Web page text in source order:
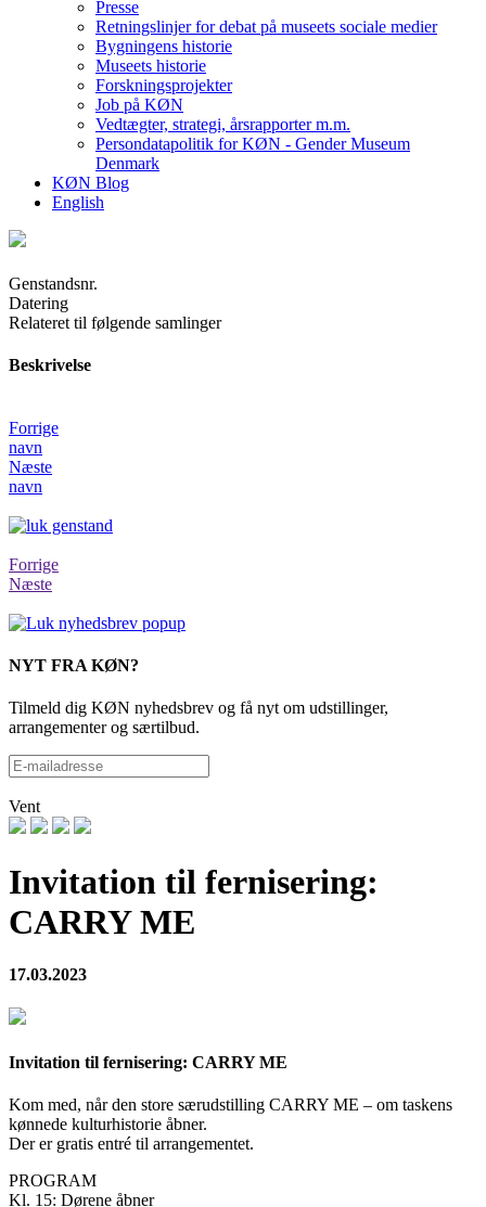
Presse
Retningslinjer for debat på museets sociale medier
Bygningens historie
Museets historie
Forskningsprojekter
Job på KØN
Vedtægter, strategi, årsrapporter m.m.
Persondatapolitik for KØN - Gender Museum
Denmark
KØN Blog
English
Genstandsnr.
Datering
Relateret til følgende samlinger
Beskrivelse
Forrige
navn
Næste
navn
Forrige
Næste
NYT FRA KØN?
Tilmeld dig KØN nyhedsbrev og få nyt om udstillinger,
arrangementer og særtilbud.
Vent
Invitation til fernisering:
CARRY ME
17.03.2023
Invitation til fernisering: CARRY ME
Kom med, når den store særudstilling CARRY ME – om taskens
kønnede kulturhistorie åbner.
Der er gratis entré til arrangementet.
PROGRAM
Kl. 15: Dørene åbner